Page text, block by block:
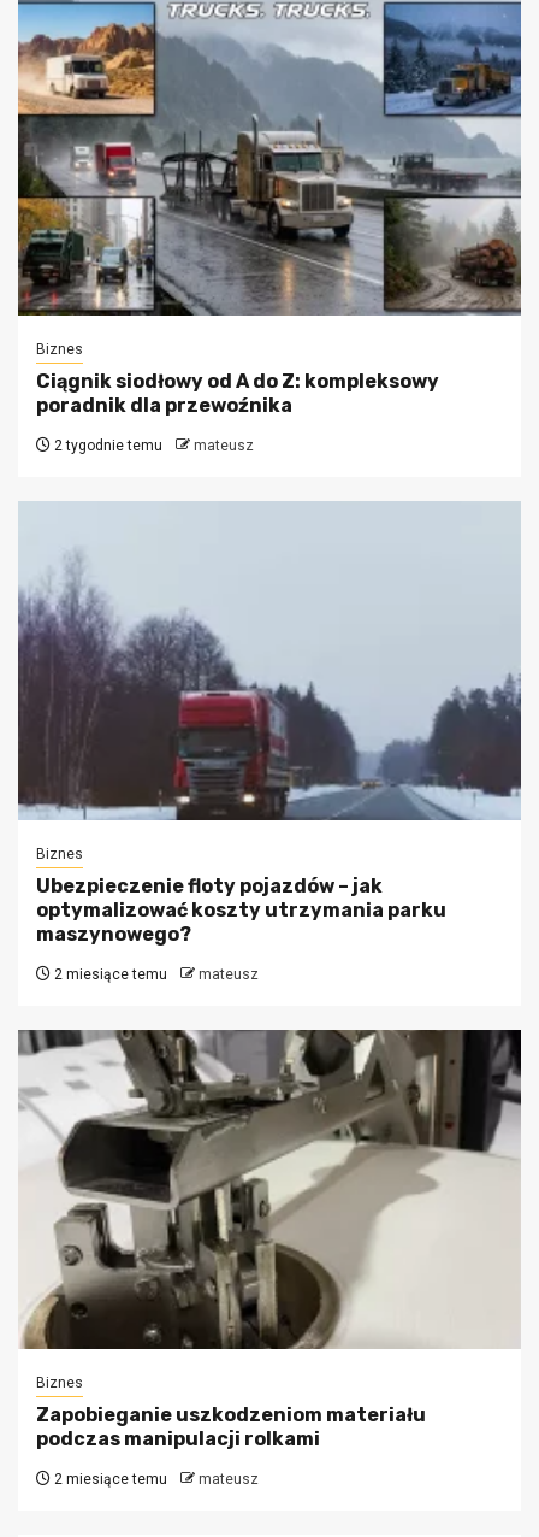
Biznes
Ciągnik siodłowy od A do Z: kompleksowy
poradnik dla przewoźnika
2 tygodnie temu mateusz
Biznes
Ubezpieczenie floty pojazdów – jak
optymalizować koszty utrzymania parku
maszynowego?
2 miesiące temu mateusz
Biznes
Zapobieganie uszkodzeniom materiału
podczas manipulacji rolkami
2 miesiące temu mateusz